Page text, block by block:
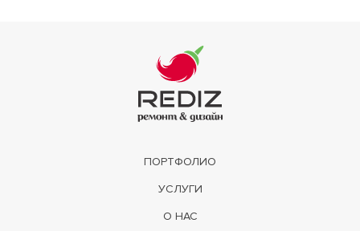
ПОРТФОЛИО
УСЛУГИ
О НАС